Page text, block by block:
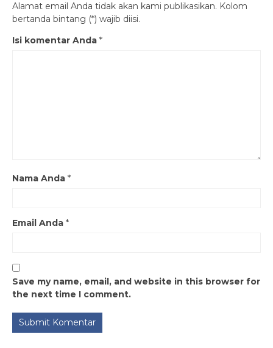
Alamat email Anda tidak akan kami publikasikan. Kolom
bertanda bintang (*) wajib diisi.
Isi komentar Anda *
Nama Anda *
Email Anda *
Save my name, email, and website in this browser for
the next time I comment.